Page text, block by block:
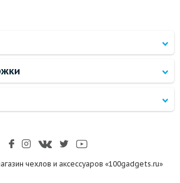
чехлов и аксессуаров «100gadgets.ru»